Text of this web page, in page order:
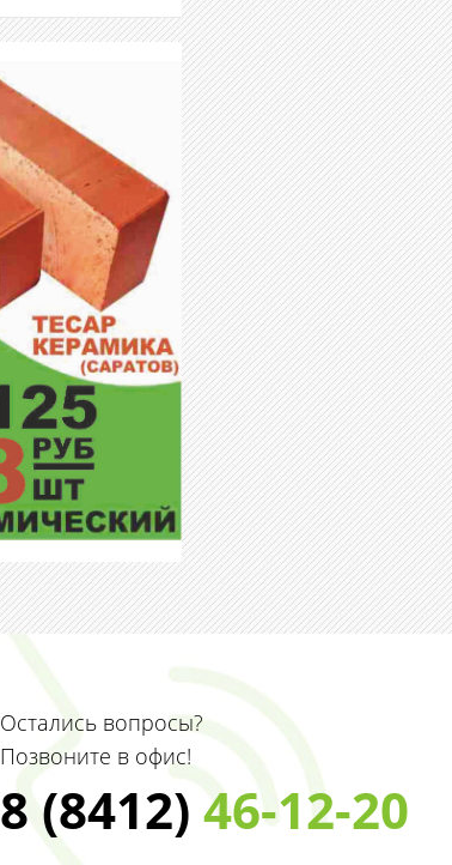
Остались вопросы?
Позвоните в офис!
8 (8412) 46-12-20